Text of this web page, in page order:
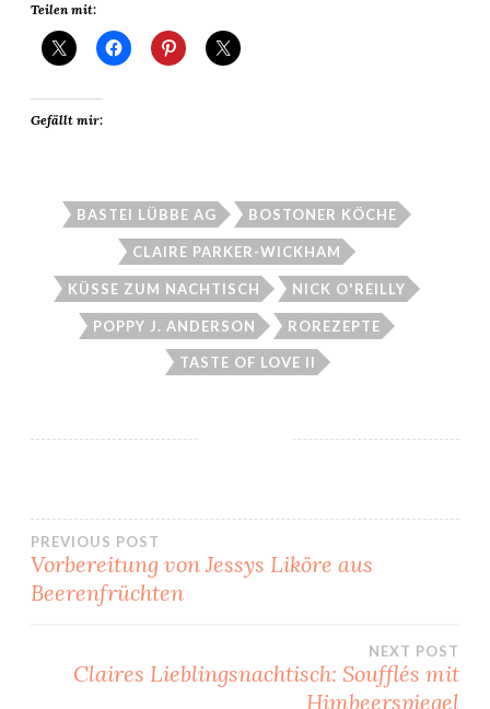
Teilen mit:
Gefällt mir:
BASTEI LÜBBE AG BOSTONER KÖCHE
CLAIRE PARKER-WICKHAM
KÜSSE ZUM NACHTISCH NICK O'REILLY
POPPY J. ANDERSON ROREZEPTE
TASTE OF LOVE II
Beitragsnavigation
PREVIOUS POST
Vorbereitung von Jessys Liköre aus
Beerenfrüchten
NEXT POST
Claires Lieblingsnachtisch: Soufflés mit
Himbeerspiegel